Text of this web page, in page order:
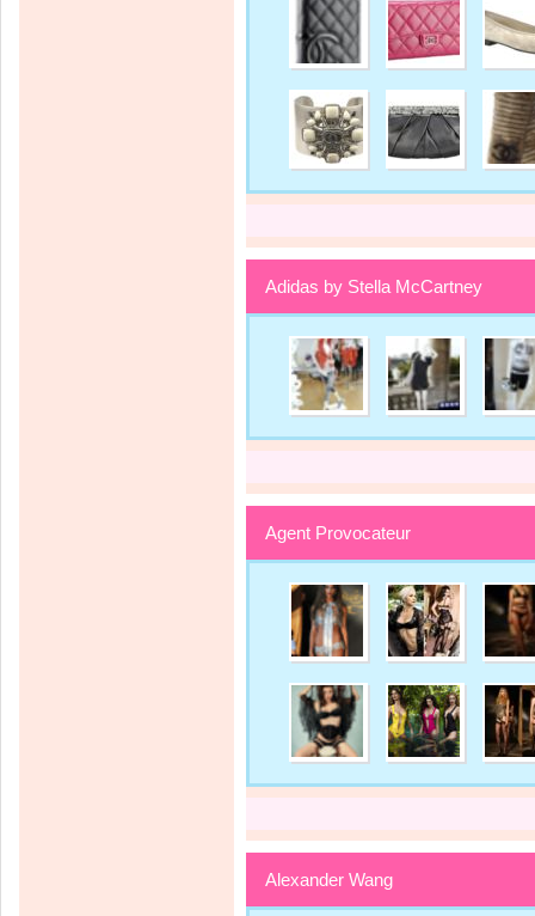
Adidas by Stella McCartney
Agent Provocateur
Alexander Wang